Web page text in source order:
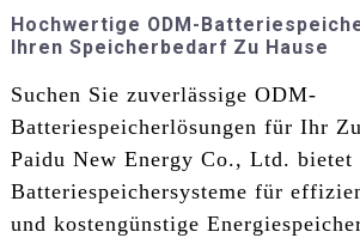
Hochwertige ODM-
Ihren Speicherbedarf Zu Hause
Suchen Sie zuverlässige ODM-
Batteriespeicherlösungen für Ihr
Paidu New Energy Co., Ltd. bietet
Batteriespeichersysteme für
und kostengünstige